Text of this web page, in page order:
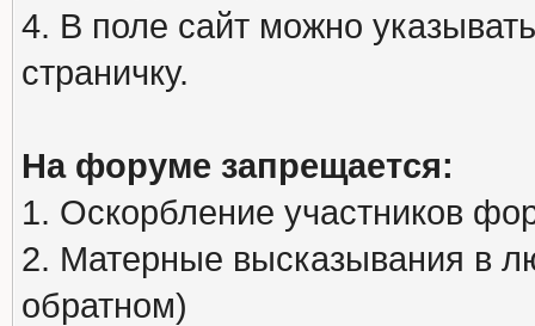
4. В поле сайт можно
страничку.
На форуме запрещается:
1. Оскорбление участников
2. Матерные высказывания в
обратном)